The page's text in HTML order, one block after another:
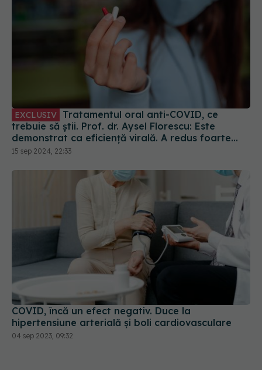
EXCLUSIV
trebuie să știi. Prof. dr. Aysel Florescu: Este
demonstrat ca eficiență virală. A redus foarte
mult riscul de spitalizare
15 sep 2024, 22:33
COVID, încă un efect negativ. Duce la
hipertensiune arterială și boli cardiovasculare
04 sep 2023, 09:32